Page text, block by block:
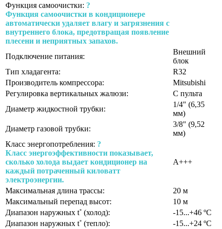
Функция самоочистки: ?
Функция самоочистки в кондиционере
автоматически удаляет влагу и загрязнения с
внутреннего блока, предотвращая появление
плесени и неприятных запахов.
Подключение питания:
Внешний
блок
Тип хладагента:
R32
Производитель компрессора:
Mitsubishi
Регулировка вертикальных жалюзи:
С пульта
Диаметр жидкостной трубки:
1/4" (6,35
мм)
Диаметр газовой трубки:
3/8" (9,52
мм)
Класс энергопотребления: ?
Класс энергоэффективности показывает,
сколько холода выдает кондиционер на
каждый потраченный киловатт
электроэнергии.
A+++
Максимальная длина трассы:
20 м
Максимальный перепад высот:
10 м
Диапазон наружных t˚ (холод):
-15...+46 ºС
Диапазон наружных t˚ (тепло):
-15...+24 ºС